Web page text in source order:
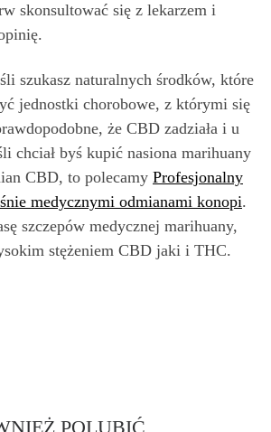
skonsultować się z lekarzem i
szukasz naturalnych środków, które
jednostki chorobowe, z którymi się
że CBD zadziała i u
chciał byś kupić nasiona marihuany
CBD, to polecamy Profesjonalny
medycznymi odmianami konopi.
szczepów medycznej marihuany,
stężeniem CBD jaki i THC.